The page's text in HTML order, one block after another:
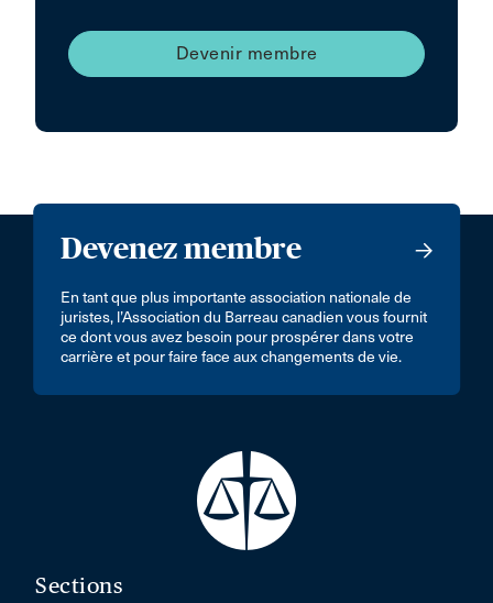
Devenir membre
Devenez membre
En tant que plus importante association nationale de
juristes, l’Association du Barreau canadien vous fournit
ce dont vous avez besoin pour prospérer dans votre
carrière et pour faire face aux changements de vie.
Sections